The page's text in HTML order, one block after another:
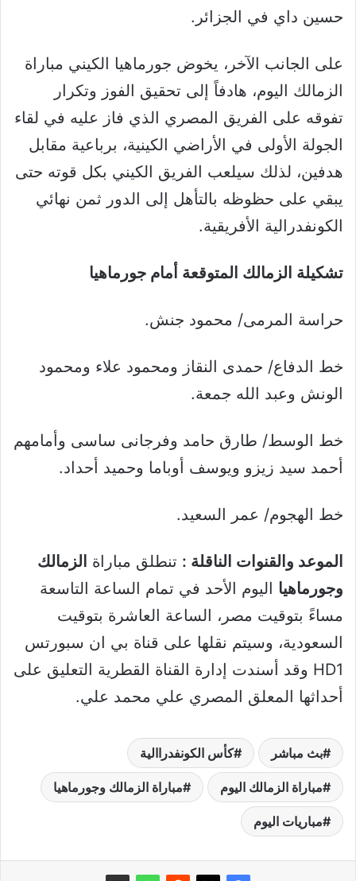
حسين داي في الجزائر.
على الجانب الآخر، يخوض جورماهيا الكيني مباراة
الزمالك اليوم، هادفاً إلى تحقيق الفوز وتكرار
تفوقه على الفريق المصري الذي فاز عليه في لقاء
الجولة الأولى في الأراضي الكينية، برباعية مقابل
هدفين، لذلك سيلعب الفريق الكيني بكل قوته حتى
يبقي على حظوظه بالتأهل إلى الدور ثمن نهائي
الكونفدرالية الأفريقية.
تشكيلة الزمالك المتوقعة أمام جورماهيا
حراسة المرمى/ محمود جنش.
خط الدفاع/ حمدى النقاز ومحمود علاء ومحمود
الونش وعبد الله جمعة.
خط الوسط/ طارق حامد وفرجانى ساسى وأمامهم
أحمد سيد زيزو ويوسف أوباما وحميد أحداد.
خط الهجوم/ عمر السعيد.
الموعد والقنوات الناقلة : تنطلق مباراة الزمالك
وجورماهيا اليوم الأحد في تمام الساعة التاسعة
مساءً بتوقيت مصر، الساعة العاشرة بتوقيت
السعودية، وسيتم نقلها على قناة بي ان سبورتس
HD1 وقد أسندت إدارة القناة القطرية التعليق على
أحداثها المعلق المصري علي محمد علي.
بث مباشر كأس الكونفدراالية
مباراة الزمالك اليوم مباراة الزمالك وجورماهيا
مباريات اليوم